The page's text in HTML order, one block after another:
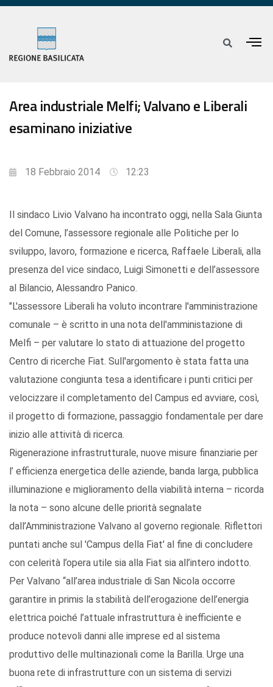
Area industriale Melfi; Valvano e Liberali
esaminano iniziative
18 Febbraio 2014 12:23
Il sindaco Livio Valvano ha incontrato oggi, nella Sala Giunta
del Comune, l’assessore regionale alle Politiche per lo
sviluppo, lavoro, formazione e ricerca, Raffaele Liberali, alla
presenza del vice sindaco, Luigi Simonetti e dell’assessore
al Bilancio, Alessandro Panico.
"L'assessore Liberali ha voluto incontrare l'amministrazione
comunale – è scritto in una nota dell'amministazione di
Melfi – per valutare lo stato di attuazione del progetto
Centro di ricerche Fiat. Sull'argomento è stata fatta una
valutazione congiunta tesa a identificare i punti critici per
velocizzare il completamento del Campus ed avviare, così,
il progetto di formazione, passaggio fondamentale per dare
inizio alle attività di ricerca.
Rigenerazione infrastrutturale, nuove misure finanziarie per
l’ efficienza energetica delle aziende, banda larga, pubblica
illuminazione e miglioramento della viabilità interna – ricorda
la nota – sono alcune delle priorità segnalate
dall’Amministrazione Valvano al governo regionale. Riflettori
puntati anche sul 'Campus della Fiat' al fine di concludere
con celerità l’opera utile sia alla Fiat sia all’intero indotto.
Per Valvano “all’area industriale di San Nicola occorre
garantire in primis la stabilità dell’erogazione dell’energia
elettrica poiché l’attuale infrastruttura è inefficiente e
produce notevoli danni alle imprese ed al sistema
produttivo delle multinazionali come la Barilla. Urge una
buona rete di infrastrutture con un sistema di servizi